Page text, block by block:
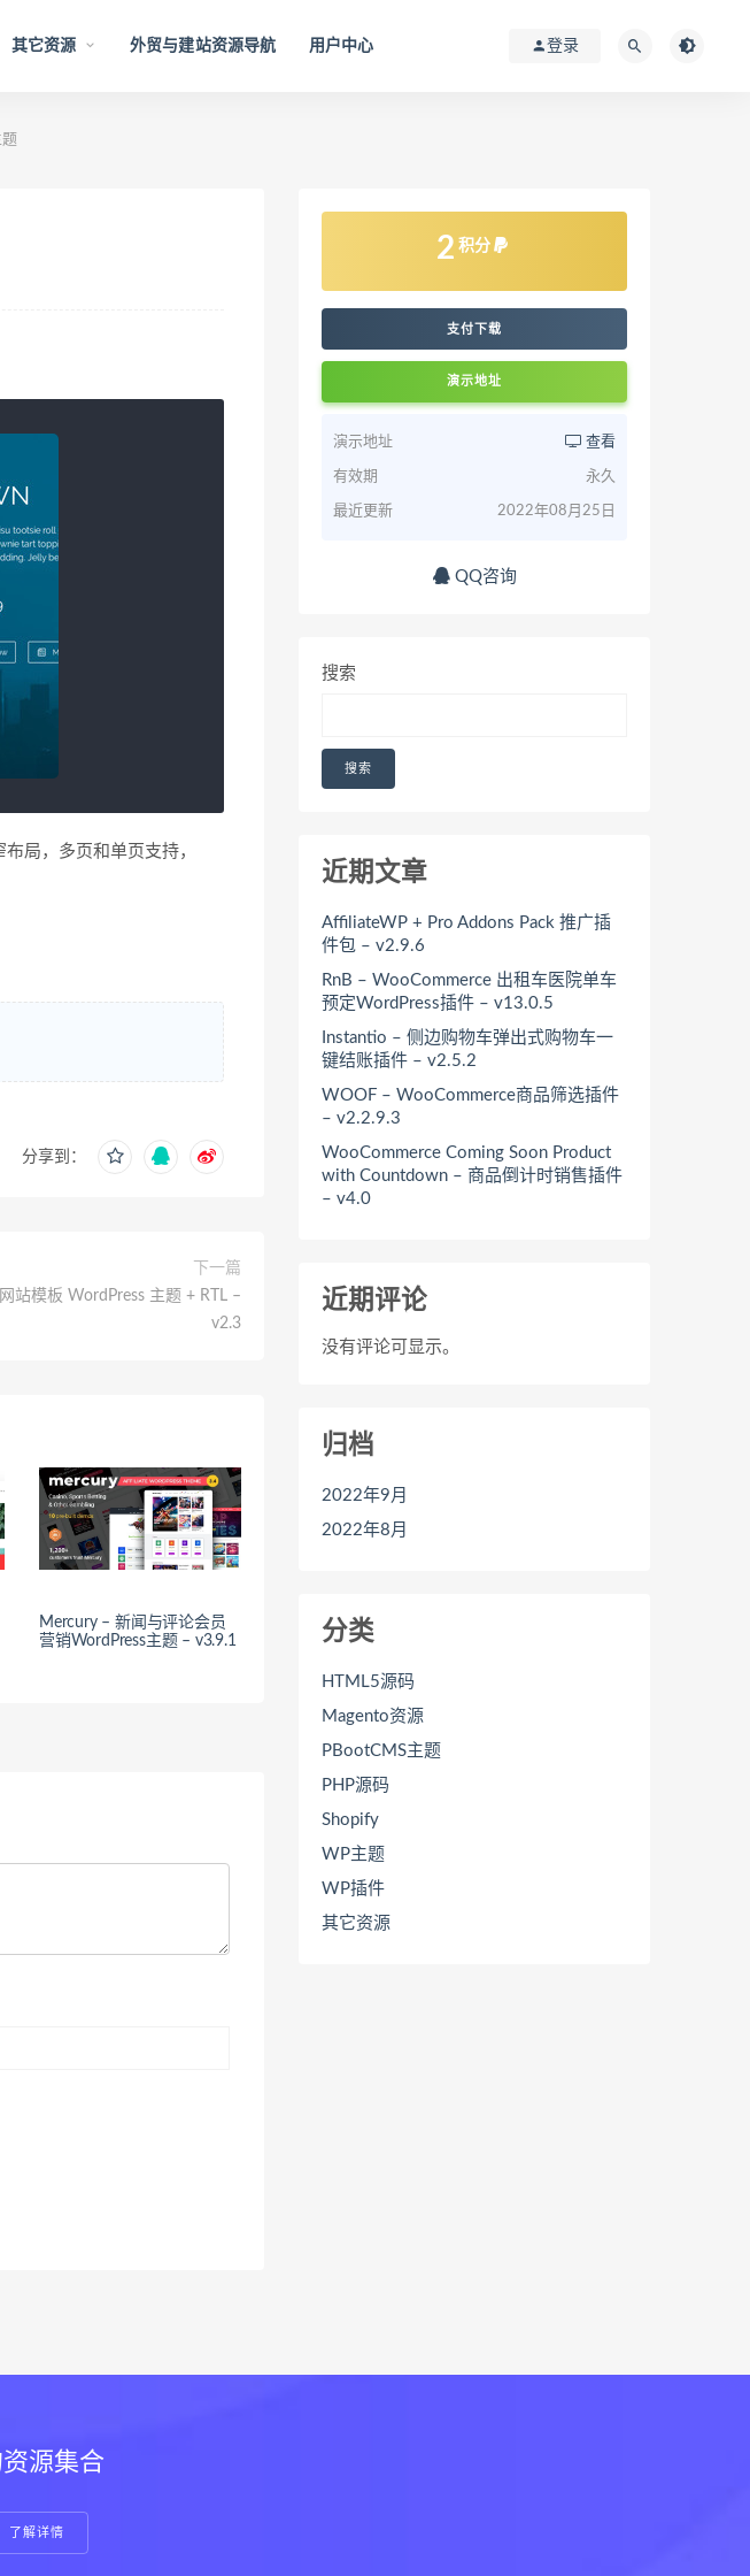
其它资源 外贸与建站资源导航 用户中心 登录
局，多页和单页支持，
分享到：
下一篇
站模板 WordPress 主题 + RTL –
v2.3
Mercury – 新闻与评论会员
营销WordPress主题 – v3.9.1
2 积分
支付下载
演示地址
演示地址 查看
有效期 永久
最近更新 2022年08月25日
QQ咨询
搜索
搜索
近期文章
AffiliateWP + Pro Addons Pack 推广插
件包 – v2.9.6
RnB – WooCommerce 出租车医院单车
预定WordPress插件 – v13.0.5
Instantio – 侧边购物车弹出式购物车一
键结账插件 – v2.5.2
WOOF – WooCommerce商品筛选插件
– v2.2.9.3
WooCommerce Coming Soon Product
with Countdown – 商品倒计时销售插件
– v4.0
近期评论
没有评论可显示。
归档
2022年9月
2022年8月
分类
HTML5源码
Magento资源
PBootCMS主题
PHP源码
Shopify
WP主题
WP插件
其它资源
源集合
了解详情